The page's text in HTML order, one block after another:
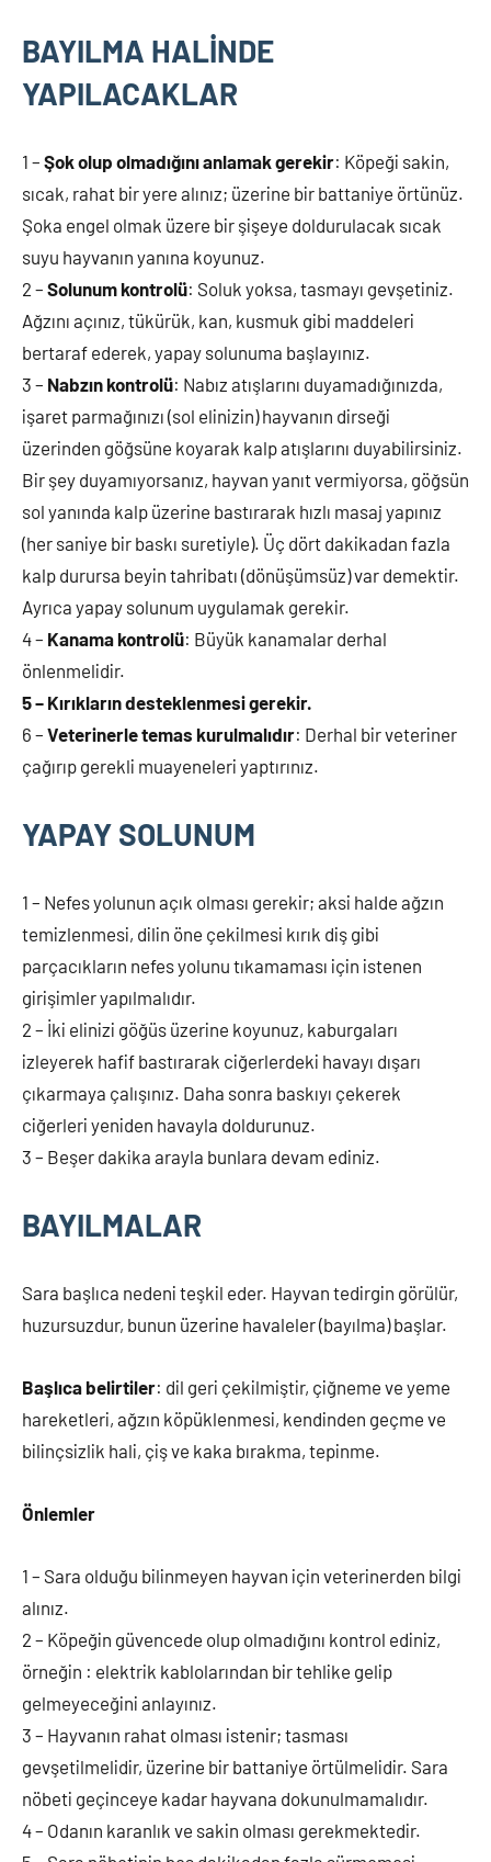
BAYILMA HALİNDE
YAPILACAKLAR
1 – Şok olup olmadığını anlamak gerekir: Köpeği sakin,
sıcak, rahat bir yere alınız; üzerine bir battaniye örtünüz.
Şoka engel olmak üzere bir şişeye doldurulacak sıcak
suyu hayvanın yanına koyunuz.
2 – Solunum kontrolü: Soluk yoksa, tasmayı gevşetiniz.
Ağzını açınız, tükürük, kan, kusmuk gibi maddeleri
bertaraf ederek, yapay solunuma başlayınız.
3 – Nabzın kontrolü: Nabız atışlarını duyamadığınızda,
işaret parmağınızı (sol elinizin) hayvanın dirseği
üzerinden göğsüne koyarak kalp atışlarını duyabilirsiniz.
Bir şey duyamıyorsanız, hayvan yanıt vermiyorsa, göğsün
sol yanında kalp üzerine bastırarak hızlı masaj yapınız
(her saniye bir baskı suretiyle). Üç dört dakikadan fazla
kalp durursa beyin tahribatı (dönüşümsüz) var demektir.
Ayrıca yapay solunum uygulamak gerekir.
4 – Kanama kontrolü: Büyük kanamalar derhal
önlenmelidir.
5 – Kırıkların desteklenmesi gerekir.
6 – Veterinerle temas kurulmalıdır: Derhal bir veteriner
çağırıp gerekli muayeneleri yaptırınız.
YAPAY SOLUNUM
1 – Nefes yolunun açık olması gerekir; aksi halde ağzın
temizlenmesi, dilin öne çekilmesi kırık diş gibi
parçacıkların nefes yolunu tıkamaması için istenen
girişimler yapılmalıdır.
2 – İki elinizi göğüs üzerine koyunuz, kaburgaları
izleyerek hafif bastırarak ciğerlerdeki havayı dışarı
çıkarmaya çalışınız. Daha sonra baskıyı çekerek
ciğerleri yeniden havayla doldurunuz.
3 – Beşer dakika arayla bunlara devam ediniz.
BAYILMALAR
Sara başlıca nedeni teşkil eder. Hayvan tedirgin görülür,
huzursuzdur, bunun üzerine havaleler (bayılma) başlar.
Başlıca belirtiler: dil geri çekilmiştir, çiğneme ve yeme
hareketleri, ağzın köpüklenmesi, kendinden geçme ve
bilinçsizlik hali, çiş ve kaka bırakma, tepinme.
Önlemler
1 – Sara olduğu bilinmeyen hayvan için veterinerden bilgi
alınız.
2 – Köpeğin güvencede olup olmadığını kontrol ediniz,
örneğin : elektrik kablolarından bir tehlike gelip
gelmeyeceğini anlayınız.
3 – Hayvanın rahat olması istenir; tasması
gevşetilmelidir, üzerine bir battaniye örtülmelidir. Sara
nöbeti geçinceye kadar hayvana dokunulmamalıdır.
4 – Odanın karanlık ve sakin olması gerekmektedir.